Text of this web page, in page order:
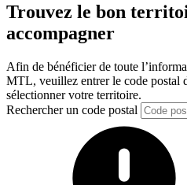
Trouvez le bon
accompagner
Afin de bénéficier de toute
MTL, veuillez entrer le code postal
sélectionner votre territoire.
Rechercher un code postal